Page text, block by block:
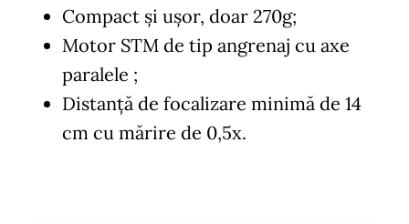
Compact şi ușor, doar 270g;
Motor STM de tip angrenaj cu axe
paralele ;
Distanţă de focalizare minimă de 14
cm cu mărire de 0,5x.